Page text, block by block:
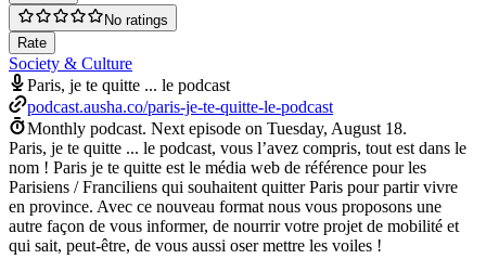
No ratings
Rate
Society & Culture
Paris, je te quitte ... le podcast
podcast.ausha.co/paris-je-te-quitte-le-podcast
Monthly podcast. Next episode on Tuesday, August 18.
Paris, je te quitte ... le podcast, vous l’avez compris, tout est dans le
nom ! Paris je te quitte est le média web de référence pour les
Parisiens / Franciliens qui souhaitent quitter Paris pour partir vivre
en province. Avec ce nouveau format nous vous proposons une
autre façon de vous informer, de nourrir votre projet de mobilité et
qui sait, peut-être, de vous aussi oser mettre les voiles !